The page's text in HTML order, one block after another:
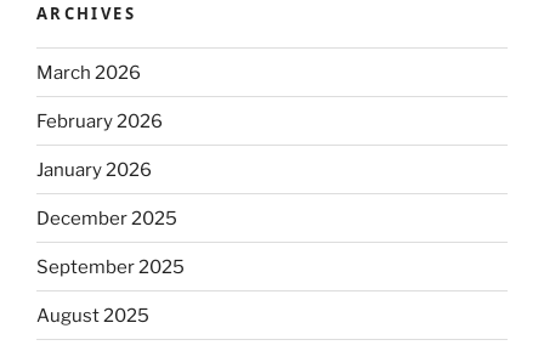
ARCHIVES
March 2026
February 2026
January 2026
December 2025
September 2025
August 2025